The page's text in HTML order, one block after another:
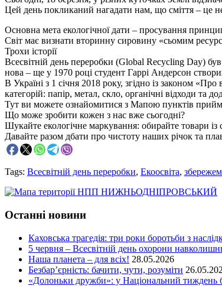
Цей день покликаний нагадати нам, що сміття – це
Основна мета екологічної дати – просування
Світ має визнати вторинну сировину «сьомим
Трохи історії
Всесвітній день переробки (Global Recycling Day)
нова – ще у 1970 році студент Гаррі Андерсон
В Україні з 1 січня 2018 року, згідно із законом
категорій: папір, метал, скло, органічні відходи та
Тут ви можете ознайомитися з Мапою пунктів
Що може зробити кожен з нас вже сьогодні?
Шукайте екологічне маркування: обирайте товари
Давайте разом дбати про чистоту наших річок та
Tags: Всесвітній день переробки, Екоосвіта,
Останні новини
Каховська трагедія: три роки боротьби з
5 червня – Всесвітній день охорони
Наша планета – для всіх! 28.05.2026
Безбар’єрність: бачити, чути, розуміти
«Долоньки дружби»: у Національний тиждень